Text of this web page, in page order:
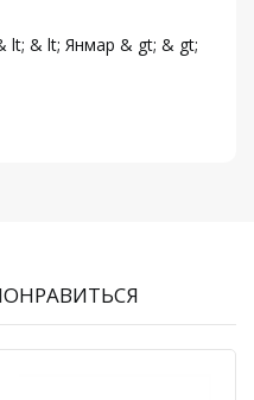
lt; & lt; Янмар & gt; & gt;